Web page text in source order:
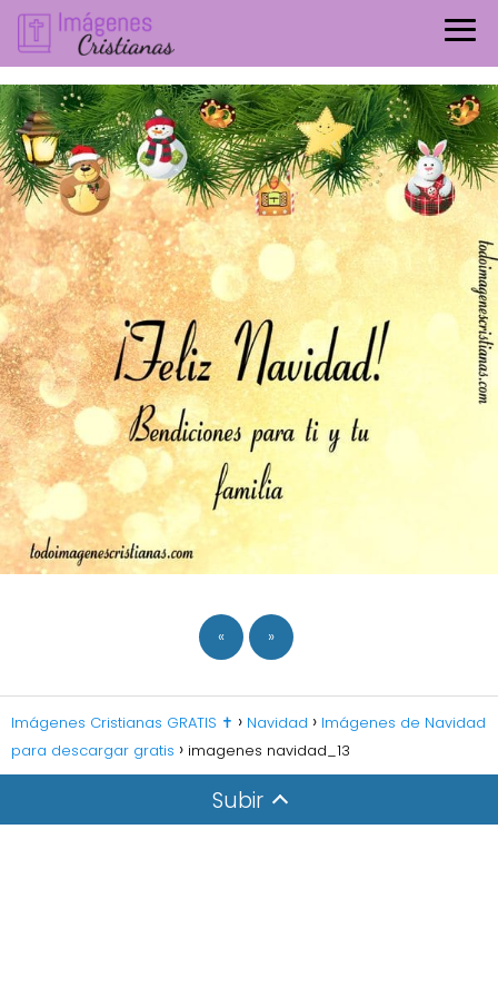
« »
Imágenes Cristianas GRATIS ✝️ Navidad
Imágenes de Navidad
para descargar gratis
imagenes navidad_13
Subir